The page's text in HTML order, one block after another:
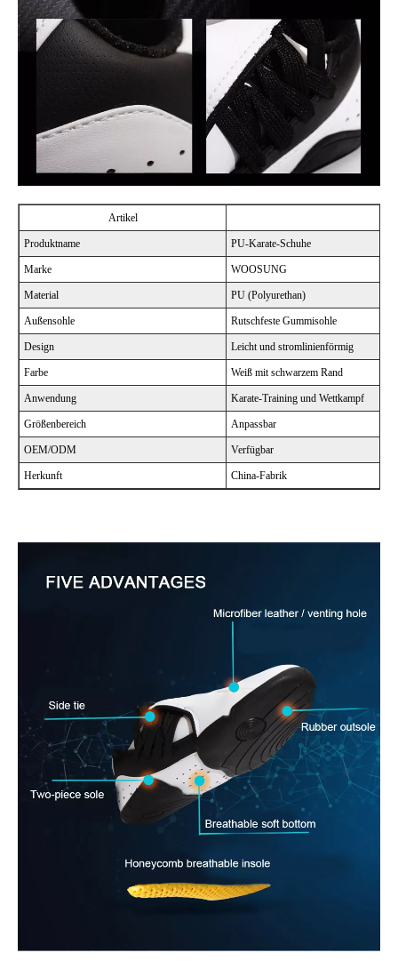
Artikel
Produktname PU-Karate-Schuhe
Marke WOOSUNG
Material PU (Polyurethan)
Außensohle Rutschfeste Gummisohle
Design Leicht und stromlinienförmig
Farbe Weiß mit schwarzem Rand
Anwendung Karate-Training und Wettkampf
Größenbereich Anpassbar
OEM/ODM Verfügbar
Herkunft China-Fabrik